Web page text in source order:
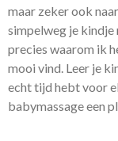
maar zeker ook
simpelweg je kindje
precies waarom ik
mooi vind. Leer je
echt tijd hebt voor
babymassage een